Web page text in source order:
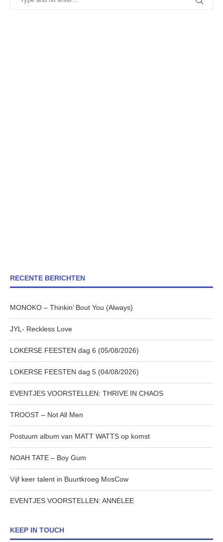
RECENTE BERICHTEN
MONOKO – Thinkin’ Bout You (Always)
JYL- Reckless Love
LOKERSE FEESTEN dag 6 (05/08/2026)
LOKERSE FEESTEN dag 5 (04/08/2026)
EVENTJES VOORSTELLEN: THRIVE IN CHAOS
TROOST – Not All Men
Postuum album van MATT WATTS op komst
NOAH TATE – Boy Gum
Vijf keer talent in Buurtkroeg MosCow
EVENTJES VOORSTELLEN: ANNELEE
KEEP IN TOUCH